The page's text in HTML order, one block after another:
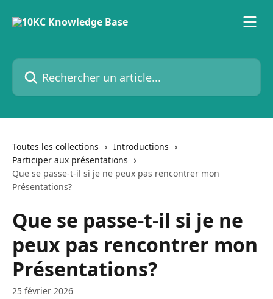
Rechercher un article...
Toutes les collections
Introductions
Participer aux présentations
Que se passe-t-il si je ne peux pas rencontrer mon
Présentations?
Que se passe-t-il si je ne
peux pas rencontrer mon
Présentations?
25 février 2026